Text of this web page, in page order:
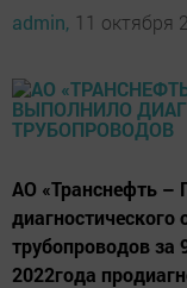
admin, 11 октября
АО «Транснефть –
трубопроводов за
2022года